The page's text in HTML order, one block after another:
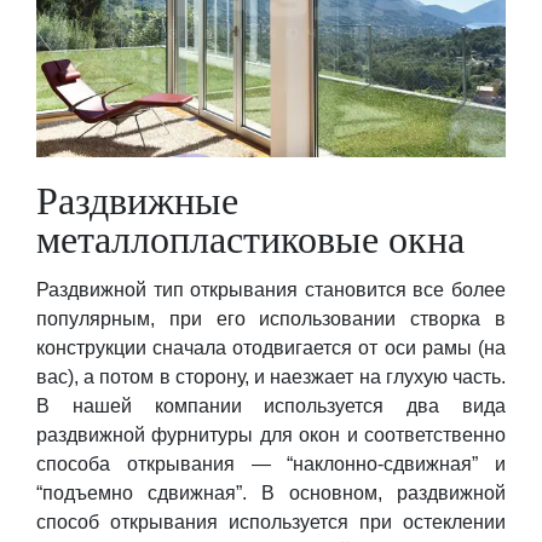
Раздвижные
металлопластиковые окна
Раздвижной тип открывания становится все более
популярным, при его использовании створка в
конструкции сначала отодвигается от оси рамы (на
вас), а потом в сторону, и наезжает на глухую часть.
В нашей компании используется два вида
раздвижной фурнитуры для окон и соответственно
способа открывания — “наклонно-сдвижная” и
“подъемно сдвижная”. В основном, раздвижной
способ открывания используется при остеклении